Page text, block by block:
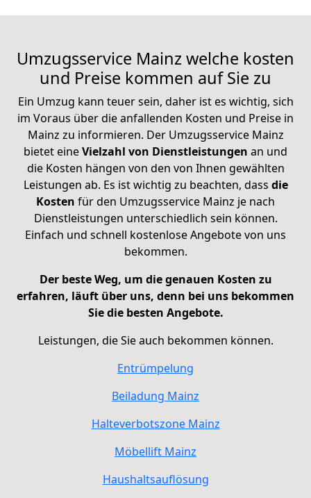
Umzugsservice Mainz welche kosten
und Preise kommen auf Sie zu
Ein Umzug kann teuer sein, daher ist es wichtig, sich
im Voraus über die anfallenden Kosten und Preise in
Mainz zu informieren. Der Umzugsservice Mainz
bietet eineVielzahl von Dienstleistungen an und
die Kosten hängen von den von Ihnen gewählten
Leistungen ab. Es ist wichtig zu beachten, dass die
Kosten für den Umzugsservice Mainz je nach
Dienstleistungen unterschiedlich sein können.
Einfach und schnell kostenlose Angebote von uns
bekommen.
Der beste Weg, um die genauen Kosten zu
erfahren, läuft über uns, denn bei uns bekommen
Sie die besten Angebote.
Leistungen, die Sie auch bekommen können.
Entrümpelung
Beiladung Mainz
Halteverbotszone Mainz
Möbellift Mainz
Haushaltsauflösung